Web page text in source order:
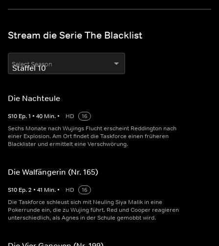
Stream die Serie The Blacklist
Select Season
Die Nachteule
S10 Ep.1 • 40 Min. • HD
16
Sechs Monate nach Wujings Flucht erscheint Reddington nach
einer Explosion. Am Ort findet die Taskforce einen früheren
Blacklister und ermittelt eine Verschwörung.
Die Walfängerin (Nr. 165)
S10 Ep.2 • 41 Min. • HD
16
Die Taskforce schleust sich mit Neuling Siya Malik in eine
Pokerrunde ein, die zu Wujing führt. Red und Cooper reagieren
unterschiedlich, als Agnes in der Schule gemobbt wird.